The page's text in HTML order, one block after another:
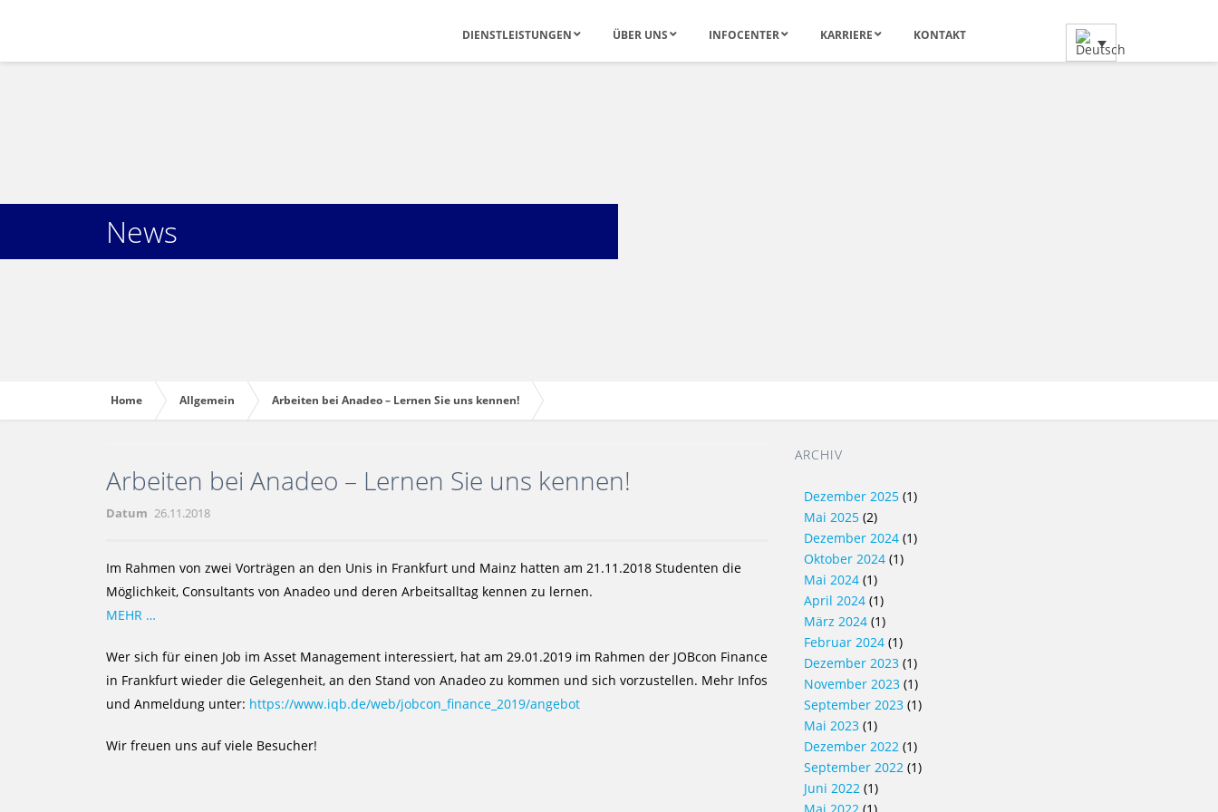
DIENSTLEISTUNGEN ÜBER UNS INFOCENTER KARRIERE KONTAKT
News
Home Allgemein Arbeiten bei Anadeo – Lernen Sie uns kennen!
Arbeiten bei Anadeo – Lernen Sie uns kennen!
Datum 26.11.2018
Im Rahmen von zwei Vorträgen an den Unis in Frankfurt und Mainz hatten am 21.11.2018 Studenten die
Möglichkeit, Consultants von Anadeo und deren Arbeitsalltag kennen zu lernen.
MEHR …
Wer sich für einen Job im Asset Management interessiert, hat am 29.01.2019 im Rahmen der JOBcon Finance
in Frankfurt wieder die Gelegenheit, an den Stand von Anadeo zu kommen und sich vorzustellen. Mehr Infos
und Anmeldung unter: https://www.iqb.de/web/jobcon_finance_2019/angebot
Wir freuen uns auf viele Besucher!
ARCHIV
Dezember 2025 (1)
Mai 2025 (2)
Dezember 2024 (1)
Oktober 2024 (1)
Mai 2024 (1)
April 2024 (1)
März 2024 (1)
Februar 2024 (1)
Dezember 2023 (1)
November 2023 (1)
September 2023 (1)
Mai 2023 (1)
Dezember 2022 (1)
September 2022 (1)
Juni 2022 (1)